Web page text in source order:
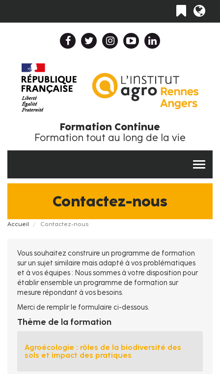
contenu
Toggle
navigation
Top
Navigation
Collapse
Formation Continue
Formation tout au long de la vie
Contactez-nous
FilAccueil Contactez-nous
Vous souhaitez construire un programme de formation
sur un sujet similaire mais adapté à vos problématiques
et à vos équipes : Nous sommes à votre disposition pour
établir ensemble un programme de formation sur
mesure répondant à vos besoins.
Merci de remplir le formulaire ci-dessous.
Thème de la formation
Agroécologie : rôles de la biodiversité des
sols et impact des pratiques